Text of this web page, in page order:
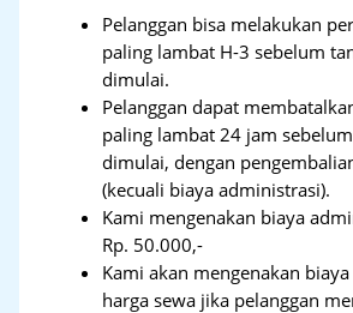
Pelanggan bisa melakukan
paling lambat H-3 sebelum
dimulai.
Pelanggan dapat
paling lambat 24 jam
dimulai, dengan
(kecuali biaya administrasi).
Kami mengenakan biaya
Rp. 50.000,-
Kami akan mengenakan
harga sewa jika pelanggan